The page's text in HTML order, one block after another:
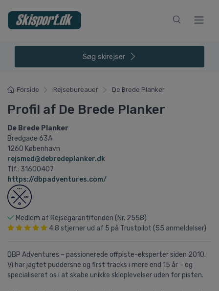
Søg skirejser
Forside Rejsebureauer De Brede Planker
Profil af De Brede Planker
De Brede Planker
Bredgade 63A
1260 København
rejsmed@debredeplanker.dk
Tlf.: 31600407
https://dbpadventures.com/
Medlem af Rejsegarantifonden (Nr. 2558)
4.8 stjerner ud af 5 på Trustpilot (55 anmeldelser)
DBP Adventures – passionerede offpiste-eksperter siden 2010.
Vi har jagtet puddersne og first tracks i mere end 15 år – og
specialiseret os i at skabe unikke skioplevelser uden for pisten.